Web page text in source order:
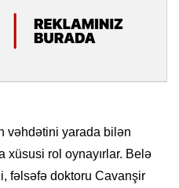
vəhdətini yarada bilən
xüsusi rol oynayırlar. Belə
fəlsəfə doktoru Cavanşir